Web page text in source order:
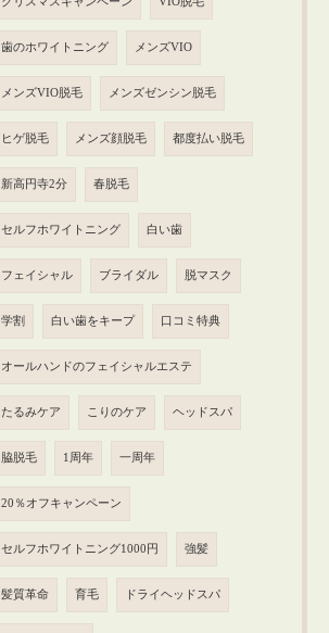
歯のホワイトニング メンズVIO
メンズVIO脱毛 メンズゼンシン脱毛
ヒゲ脱毛 メンズ顔脱毛 都度払い脱毛
新高円寺2分 春脱毛
セルフホワイトニング 白い歯
フェイシャル ブライダル 脱マスク
学割 白い歯をキープ 口コミ特典
オールハンドのフェイシャルエステ
たるみケア こりのケア ヘッドスパ
脇脱毛 1周年 一周年
20％オフキャンペーン
セルフホワイトニング1000円 強髪
髪質革命 育毛 ドライヘッドスパ